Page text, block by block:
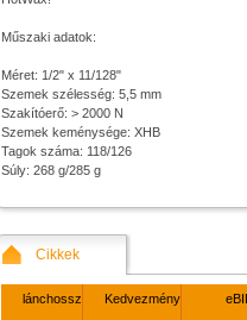
Műszaki adatok:
Méret: 1/2" x 11/128"
Szemek szélesség: 5,5 mm
Szakítóerő: > 2000 N
Szemek keménysége: XHB
Tagok száma: 118/126
Súly: 268 g/285 g
Cikkek
lánchossz Kedvezmény